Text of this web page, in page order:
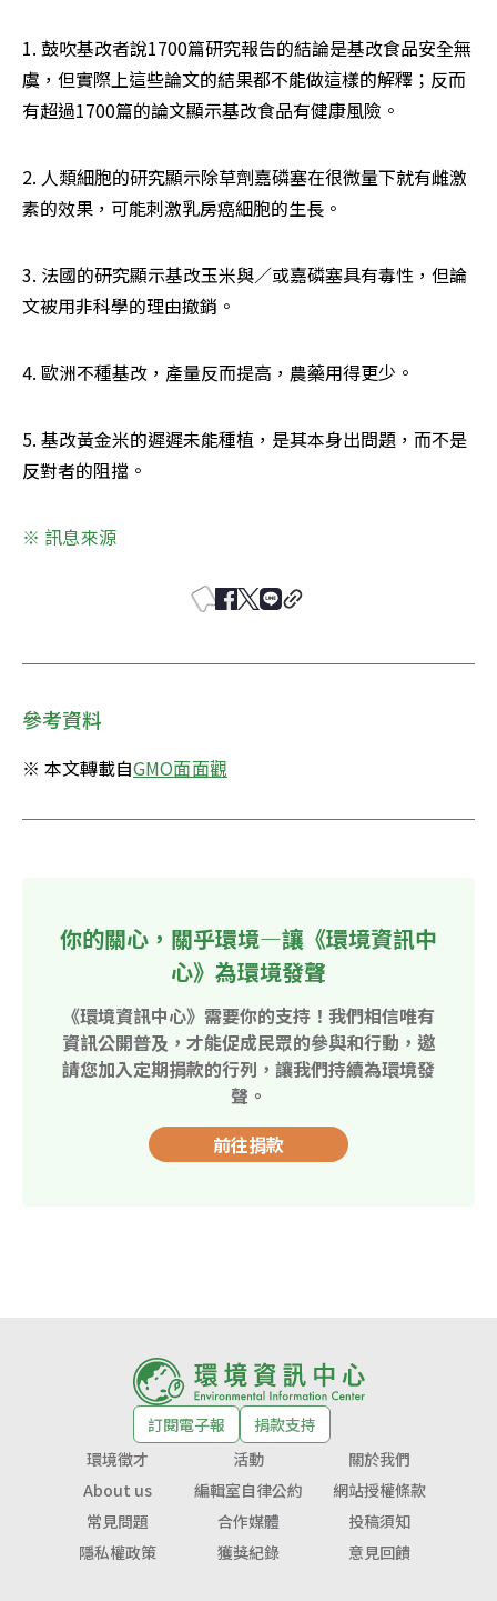
1. 鼓吹基改者說1700篇研究報告的結論是基改食品安全無
虞，但實際上這些論文的結果都不能做這樣的解釋；反而
有超過1700篇的論文顯示基改食品有健康風險。
2. 人類細胞的研究顯示除草劑嘉磷塞在很微量下就有雌激
素的效果，可能刺激乳房癌細胞的生長。
3. 法國的研究顯示基改玉米與／或嘉磷塞具有毒性，但論
文被用非科學的理由撤銷。
4. 歐洲不種基改，產量反而提高，農藥用得更少。
5. 基改黃金米的遲遲未能種植，是其本身出問題，而不是
反對者的阻擋。
※ 訊息來源
參考資料
※ 本文轉載自GMO面面觀
你的關心，關乎環境—讓《環境資訊中
心》為環境發聲
《環境資訊中心》需要你的支持！我們相信唯有
資訊公開普及，才能促成民眾的參與和行動，邀
請您加入定期捐款的行列，讓我們持續為環境發
聲。
前往捐款
訂閱電子報
捐款支持
環境徵才
活動
關於我們
About us
編輯室自律公約
網站授權條款
常見問題
合作媒體
投稿須知
隱私權政策
獲獎紀錄 意見回饋